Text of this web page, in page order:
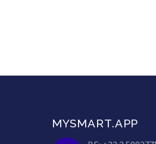
MYSMART.APP